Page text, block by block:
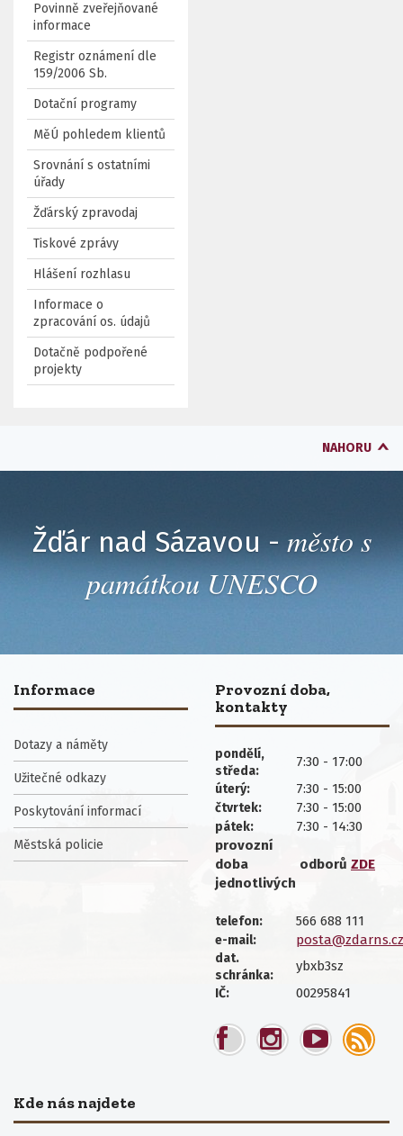
Povinně zveřejňované
informace
Registr oznámení dle
159/2006 Sb.
Dotační programy
MěÚ pohledem klientů
Srovnání s ostatními
úřady
Žďárský zpravodaj
Tiskové zprávy
Hlášení rozhlasu
Informace o
zpracování os. údajů
Dotačně podpořené
projekty
NAHORU
Žďár nad Sázavou - město s
památkou UNESCO
Informace
Dotazy a náměty
Užitečné odkazy
Poskytování informací
Městská policie
Provozní doba,
kontakty
pondělí,
středa:
7:30 - 17:00
úterý: 7:30 - 15:00
čtvrtek: 7:30 - 15:00
pátek:
7:30 - 14:30
provozní
doba
jednotlivých
odborů ZDE
telefon: 566 688 111
e-mail: posta@zdarns.cz
dat.
schránka:
ybxb3sz
IČ: 00295841
Kde nás najdete